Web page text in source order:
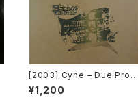
[2003] Cyne – Due Progr
ess [Botanica Del Jibar
o]
¥1,200